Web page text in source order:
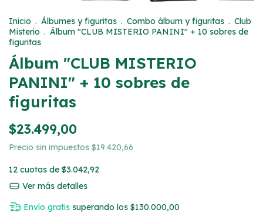
Inicio . Álbumes y figuritas . Combo álbum y figuritas . Club
Misterio . Álbum "CLUB MISTERIO PANINI" + 10 sobres de
figuritas
Álbum "CLUB MISTERIO
PANINI" + 10 sobres de
figuritas
$23.499,00
Precio sin impuestos $19.420,66
12 cuotas de $3.042,92
Ver más detalles
Envío gratis superando los$130.000,00